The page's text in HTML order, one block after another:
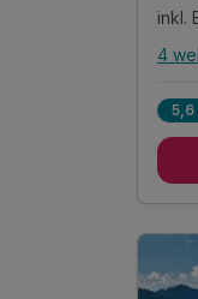
Alle
5 x
4
5,6